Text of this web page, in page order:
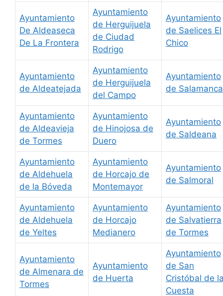
Ayuntamiento
De Aldeaseca
De La Frontera
Ayuntamiento
de Herguijuela
de Ciudad
Rodrigo
Ayuntamiento
de Saelices El
Chico
Ayuntamiento
de Aldeatejada
Ayuntamiento
de Herguijuela
del Campo
Ayuntamiento
de Salamanca
Ayuntamiento
de Aldeavieja
de Tormes
Ayuntamiento
de Hinojosa de
Duero
Ayuntamiento
de Saldeana
Ayuntamiento
de Aldehuela
de la Bóveda
Ayuntamiento
de Horcajo de
Montemayor
Ayuntamiento
de Salmoral
Ayuntamiento
de Aldehuela
de Yeltes
Ayuntamiento
de Horcajo
Medianero
Ayuntamiento
de Salvatierra
de Tormes
Ayuntamiento
de Almenara de
Tormes
Ayuntamiento
de Huerta
Ayuntamiento
de San
Cristóbal de
Cuesta